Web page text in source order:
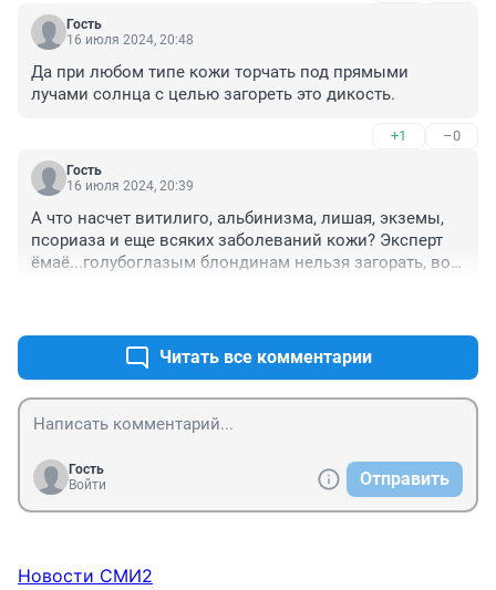
Гость
16 июля 2024, 20:48
Да при любом типе кожи торчать под прямыми
лучами солнца с целью загореть это дикость.
+1 –0
Гость
16 июля 2024, 20:39
А что насчет витилиго, альбинизма, лишая, экземы,
псориаза и еще всяких заболеваний кожи? Эксперт
ёмаё...голубоглазым блондинам нельзя загорать, вот
Читать все комментарии
Гость
Войти
Отправить
Новости СМИ2